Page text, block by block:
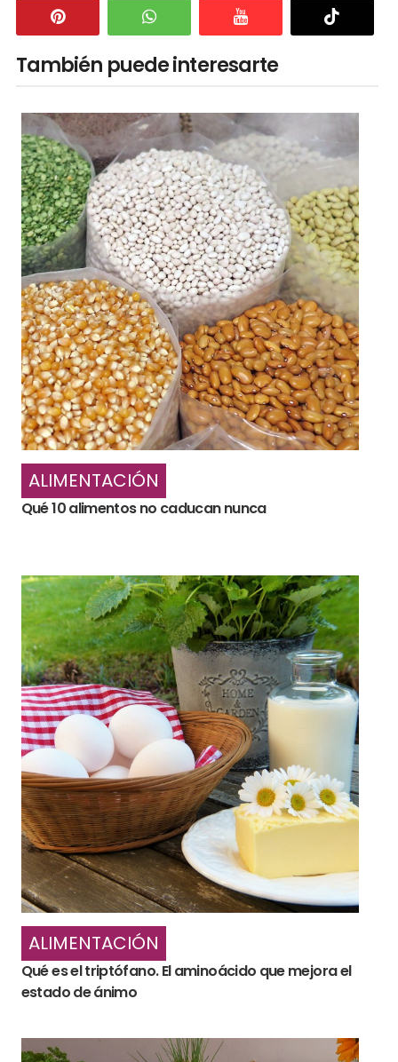
También puede interesarte
ALIMENTACIÓN
Qué 10 alimentos no caducan nunca
ALIMENTACIÓN
Qué es el triptófano. El aminoácido que mejora el
estado de ánimo